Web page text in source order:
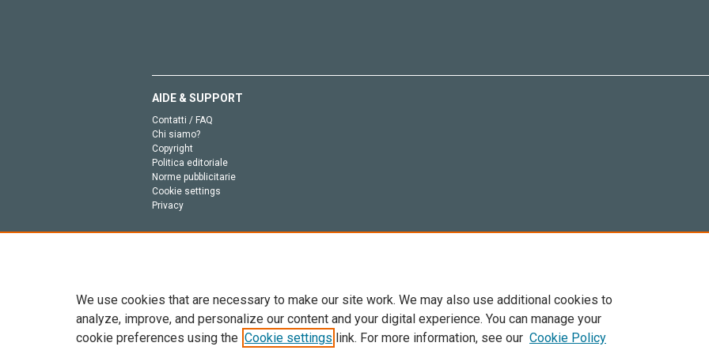
AIDE & SUPPORT
Contatti / FAQ
Chi siamo?
Copyright
Politica editoriale
Norme pubblicitarie
Cookie settings
Privacy
Tutto il contenuto di questo sito: Copyright © 2026 Elsevier, i suoi licenziatari e contributori. Tutti i diritti sono riservati. Inclusi diritti
We use cookies that are necessary to make our site work. We may also use additional cookies to
analyze, improve, and personalize our content and your digital experience. You can manage your
cookie preferences using the Cookie settings link. For more information, see our Cookie Policy